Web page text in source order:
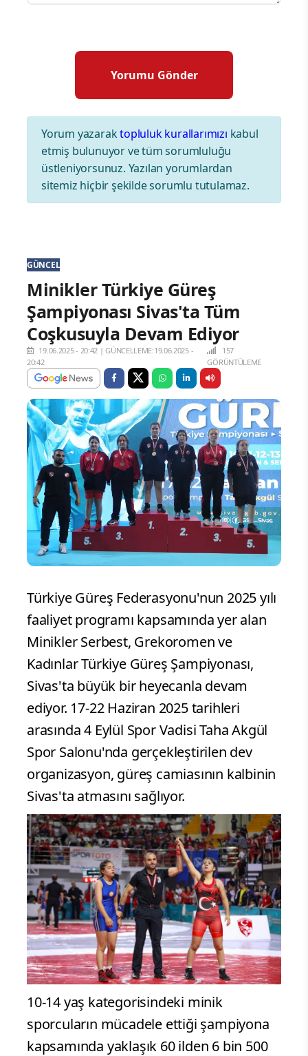
Yorum yazaraktopluluk kurallarımızı kabul
etmiş bulunuyor ve tüm sorumluluğu
üstleniyorsunuz. Yazılan yorumlardan
sitemiz hiçbir şekilde sorumlu tutulamaz.
GÜNCEL
Minikler Türkiye Güreş
Şampiyonası Sivas'ta Tüm
Coşkusuyla Devam Ediyor
19.06.2025 - 20:42 |GÜNCELLEME:19.06.2025 -
20:42
157
GÖRÜNTÜLEME
Türkiye Güreş Federasyonu'nun 2025 yılı
faaliyet programı kapsamında yer alan
Minikler Serbest, Grekoromen ve
Kadınlar Türkiye Güreş Şampiyonası,
Sivas'ta büyük bir heyecanla devam
ediyor. 17-22 Haziran 2025 tarihleri
arasında 4 Eylül Spor Vadisi Taha Akgül
Spor Salonu'nda gerçekleştirilen dev
organizasyon, güreş camiasının kalbinin
Sivas'ta atmasını sağlıyor.
10-14 yaş kategorisindeki minik
sporcuların mücadele ettiği şampiyona
kapsamında yaklaşık 60 ilden 6 bin 500